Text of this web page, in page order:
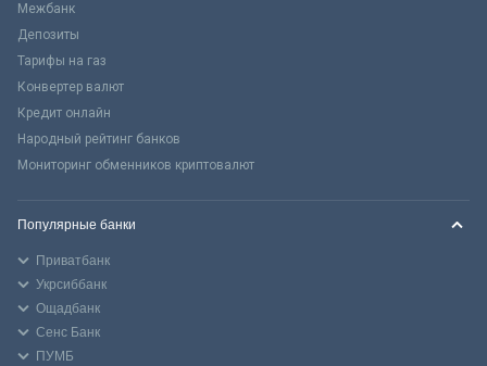
Межбанк
Депозиты
Тарифы на газ
Конвертер валют
Кредит онлайн
Народный рейтинг банков
Мониторинг обменников криптовалют
Популярные банки
Приватбанк
Укрсиббанк
Ощадбанк
Сенс Банк
ПУМБ